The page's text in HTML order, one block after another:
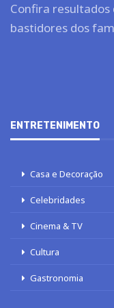
Confira
bastidores dos
ENTRETENIMENTO
Casa e Decoração
Celebridades
Cinema & TV
Cultura
Gastronomia